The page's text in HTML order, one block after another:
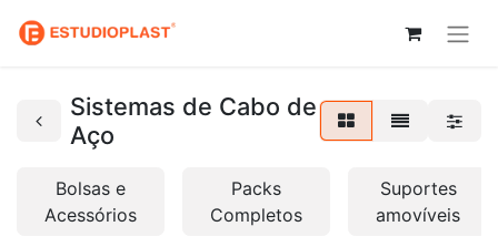
Sistemas de Cabo de
Aço
Bolsas e
Acessórios
Packs
Completos
Suportes
amovíveis